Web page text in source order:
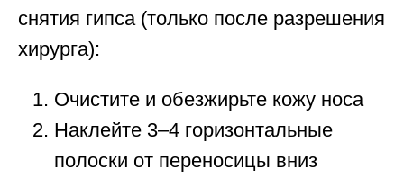
снятия гипса (только после разрешения
хирурга):
Очистите и обезжирьте кожу носа
Наклейте 3–4 горизонтальные
полоски от переносицы вниз